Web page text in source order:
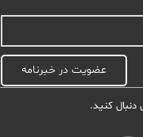
عضویت در خبرنامه
دنبال کنید.